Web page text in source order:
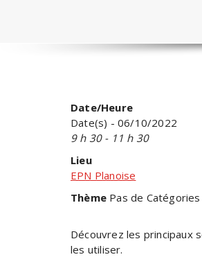
Date/Heure
Date(s) - 06/10/2022
9 h 30 - 11 h 30
Lieu
EPN Planoise
Thème Pas de Catégories
Découvrez les principaux
les utiliser.